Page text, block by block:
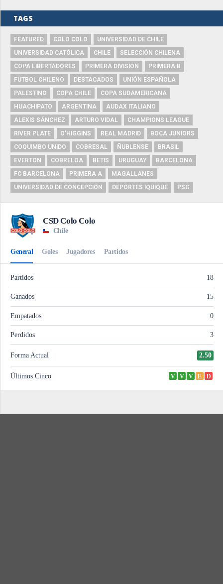
TAGS
FEATURED COLO COLO
UNIVERSIDAD DE CHILE
UNIVERSIDAD CATÓLICA
CHILE
SELECCIÓN CHILENA
COPA LIBERTADORES
PRIMERA DIVISIÓN
PRIMERA B
FUTBOL CHILENO
DESTACADOS
UNIÓN ESPAÑOLA
PALESTINO
COPA CHILE
COPA SUDAMERICANA
HUACHIPATO
ARGENTINA
AUDAX ITALIANO
ALEXIS SÁNCHEZ
ARTURO VIDAL
CHAMPIONS LEAGUE
RIVER PLATE
O'HIGGINS REAL MADRID
BOCA JUNIORS
COQUIMBO UNIDO
COBRESAL ÑUBLENSE
BRASIL
EVERTON
COBRELOA BETIS URUGUAY
BARCELONA
FC BARCELONA
PRIMERA A
MAGALLANES
UNIVERSIDAD DE CONCEPCIÓN
DEPORTES IQUIQUE PSG